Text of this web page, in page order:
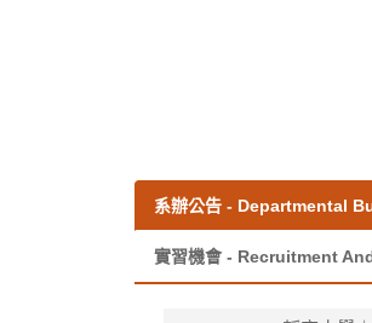
系辦公告 - Departmental
實習機會 - Recruitment